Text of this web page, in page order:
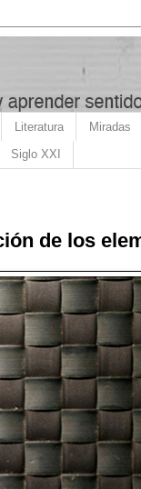
Literatura Miradas
Siglo XXI
de los